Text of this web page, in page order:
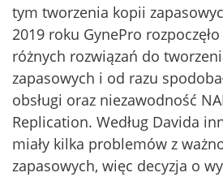
tym tworzenia kopii
2019 roku GynePro
różnych rozwiązań do
zapasowych i od razu
obsługi oraz niezawodność
Replication. Według Davida
miały kilka problemów z
zapasowych, więc decyzja o